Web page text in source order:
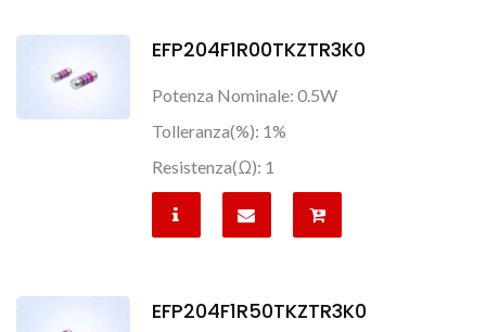
EFP204F1R00TKZTR3K0
Potenza Nominale: 0.5W
Tolleranza(%): 1%
Resistenza(Ω): 1
EFP204F1R50TKZTR3K0